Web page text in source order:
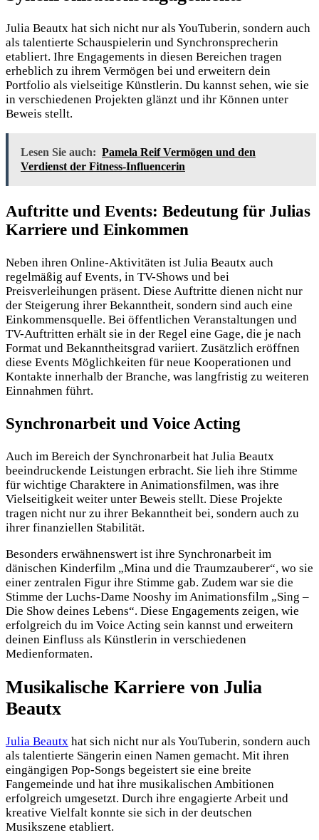
Julia Beautx hat sich nicht nur als YouTuberin, sondern auch
als talentierte Schauspielerin und Synchronsprecherin
etabliert. Ihre Engagements in diesen Bereichen tragen
erheblich zu ihrem Vermögen bei und erweitern dein
Portfolio als vielseitige Künstlerin. Du kannst sehen, wie sie
in verschiedenen Projekten glänzt und ihr Können unter
Beweis stellt.
Lesen Sie auch: Pamela Reif Vermögen und den
Verdienst der Fitness-Influencerin
Auftritte und Events: Bedeutung für Julias
Karriere und Einkommen
Neben ihren Online-Aktivitäten ist Julia Beautx auch
regelmäßig auf Events, in TV-Shows und bei
Preisverleihungen präsent. Diese Auftritte dienen nicht nur
der Steigerung ihrer Bekanntheit, sondern sind auch eine
Einkommensquelle. Bei öffentlichen Veranstaltungen und
TV-Auftritten erhält sie in der Regel eine Gage, die je nach
Format und Bekanntheitsgrad variiert. Zusätzlich eröffnen
diese Events Möglichkeiten für neue Kooperationen und
Kontakte innerhalb der Branche, was langfristig zu weiteren
Einnahmen führt.
Synchronarbeit und Voice Acting
Auch im Bereich der Synchronarbeit hat Julia Beautx
beeindruckende Leistungen erbracht. Sie lieh ihre Stimme
für wichtige Charaktere in Animationsfilmen, was ihre
Vielseitigkeit weiter unter Beweis stellt. Diese Projekte
tragen nicht nur zu ihrer Bekanntheit bei, sondern auch zu
ihrer finanziellen Stabilität.
Besonders erwähnenswert ist ihre Synchronarbeit im
dänischen Kinderfilm „Mina und die Traumzauberer“, wo sie
einer zentralen Figur ihre Stimme gab. Zudem war sie die
Stimme der Luchs-Dame Nooshy im Animationsfilm „Sing –
Die Show deines Lebens“. Diese Engagements zeigen, wie
erfolgreich du im Voice Acting sein kannst und erweitern
deinen Einfluss als Künstlerin in verschiedenen
Medienformaten.
Musikalische Karriere von Julia
Beautx
Julia Beautx hat sich nicht nur als YouTuberin, sondern auch
als talentierte Sängerin einen Namen gemacht. Mit ihren
eingängigen Pop-Songs begeistert sie eine breite
Fangemeinde und hat ihre musikalischen Ambitionen
erfolgreich umgesetzt. Durch ihre engagierte Arbeit und
kreative Vielfalt konnte sie sich in der deutschen
Musikszene etabliert.